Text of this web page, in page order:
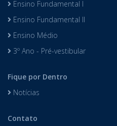
Ensino Fundamental I
Ensino Fundamental II
Ensino Médio
3º Ano - Pré-vestibular
Fique por Dentro
Notícias
Contato